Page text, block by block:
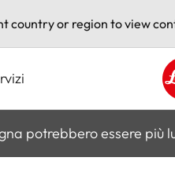
country or region to view
potrebbero essere più